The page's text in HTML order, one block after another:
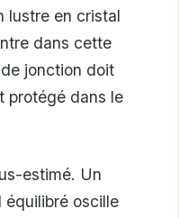
lustre en cristal
dans cette
jonction doit
protégé dans le
estimé. Un
équilibré oscille